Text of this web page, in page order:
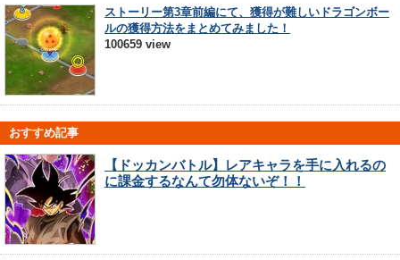
ストーリー第3章前編にて、獲得が難しいドラゴンボー
ルの獲得方法をまとめてみました！
100659 view
おすすめ記事
【ドッカンバトル】レアキャラを手に入れるの
に課金するなんて勿体ないぞ！！